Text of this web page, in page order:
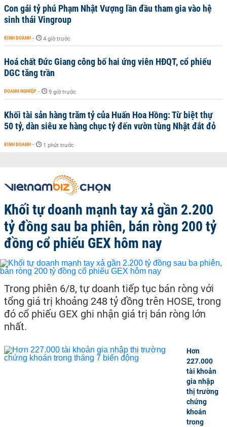
Con gái tỷ phú Phạm Nhật Vượng lần đầu tham gia vào hệ
sinh thái Vingroup
KINH DOANH - 4 giờ trước
Hoá chất Đức Giang công bố hai ứng viên HĐQT, cổ phiếu
DGC tăng trần
DOANH NGHIỆP - 9 giờ trước
Khối tài sản hàng trăm tỷ của Huấn Hoa Hồng: Từ biệt thự
50 tỷ, dàn siêu xe hàng chục tỷ đến vườn tùng Nhật đắt đỏ
KINH DOANH - 1 phút trước
Khối tự doanh mạnh tay xả gần 2.200
tỷ đồng sau ba phiên, bán ròng 200 tỷ
đồng cổ phiếu GEX hôm nay
Trong phiên 6/8, tự doanh tiếp tục bán ròng với
tổng giá trị khoảng 248 tỷ đồng trên HOSE, trong
đó cổ phiếu GEX ghi nhận giá trị bán ròng lớn
nhất.
Hơn
227.000
tài khoản
gia nhập
thị trường
chứng
khoán
trong